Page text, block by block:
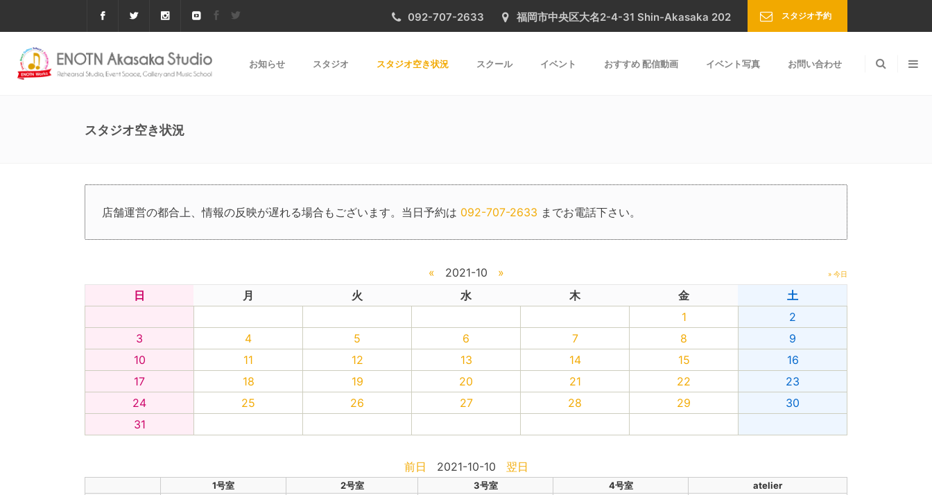
092-707-2633 福岡市中央区大名2-4-31 Shin-Akasaka 202 スタジオ予約
お知らせ スタジオ スタジオ空き状況 スクール イベント おすすめ 配信動画 イベント写真 お問い合わせ
スタジオ空き状況
店舗運営の都合上、情報の反映が遅れる場合もございます。当日予約は 092-707-2633 までお電話下さい。
« 2021-10 » » 今日
日 月 火 水 木 金
土
1
2
3
4 5 6 7 8
9
10
11 12 13 14 15
16
17
18 19 20 21 22
23
24
25 26 27 28 29
30
31
前日 2021-10-10 翌日
1号室 2号室 3号室 4号室
atelier